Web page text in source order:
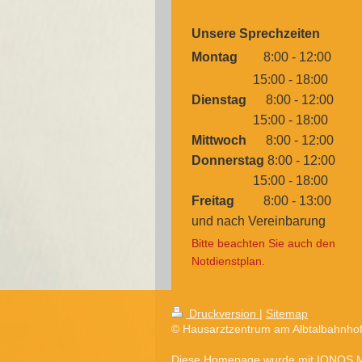
Unsere Sprechzeiten
Montag 8:00 - 12:00
15:00 - 18:00
Dienstag 8:00 - 12:00
15:00 - 18:00
Mittwoch 8:00 - 12:00
Donnerstag 8:00 - 12:00
15:00 - 18:00
Freitag 8:00 - 13:00
und nach Vereinbarung
Bitte beachten Sie auch den
Notdienstplan
Druckversion | Sitemap
© Hausarztzentrum am Albtalbahnhof